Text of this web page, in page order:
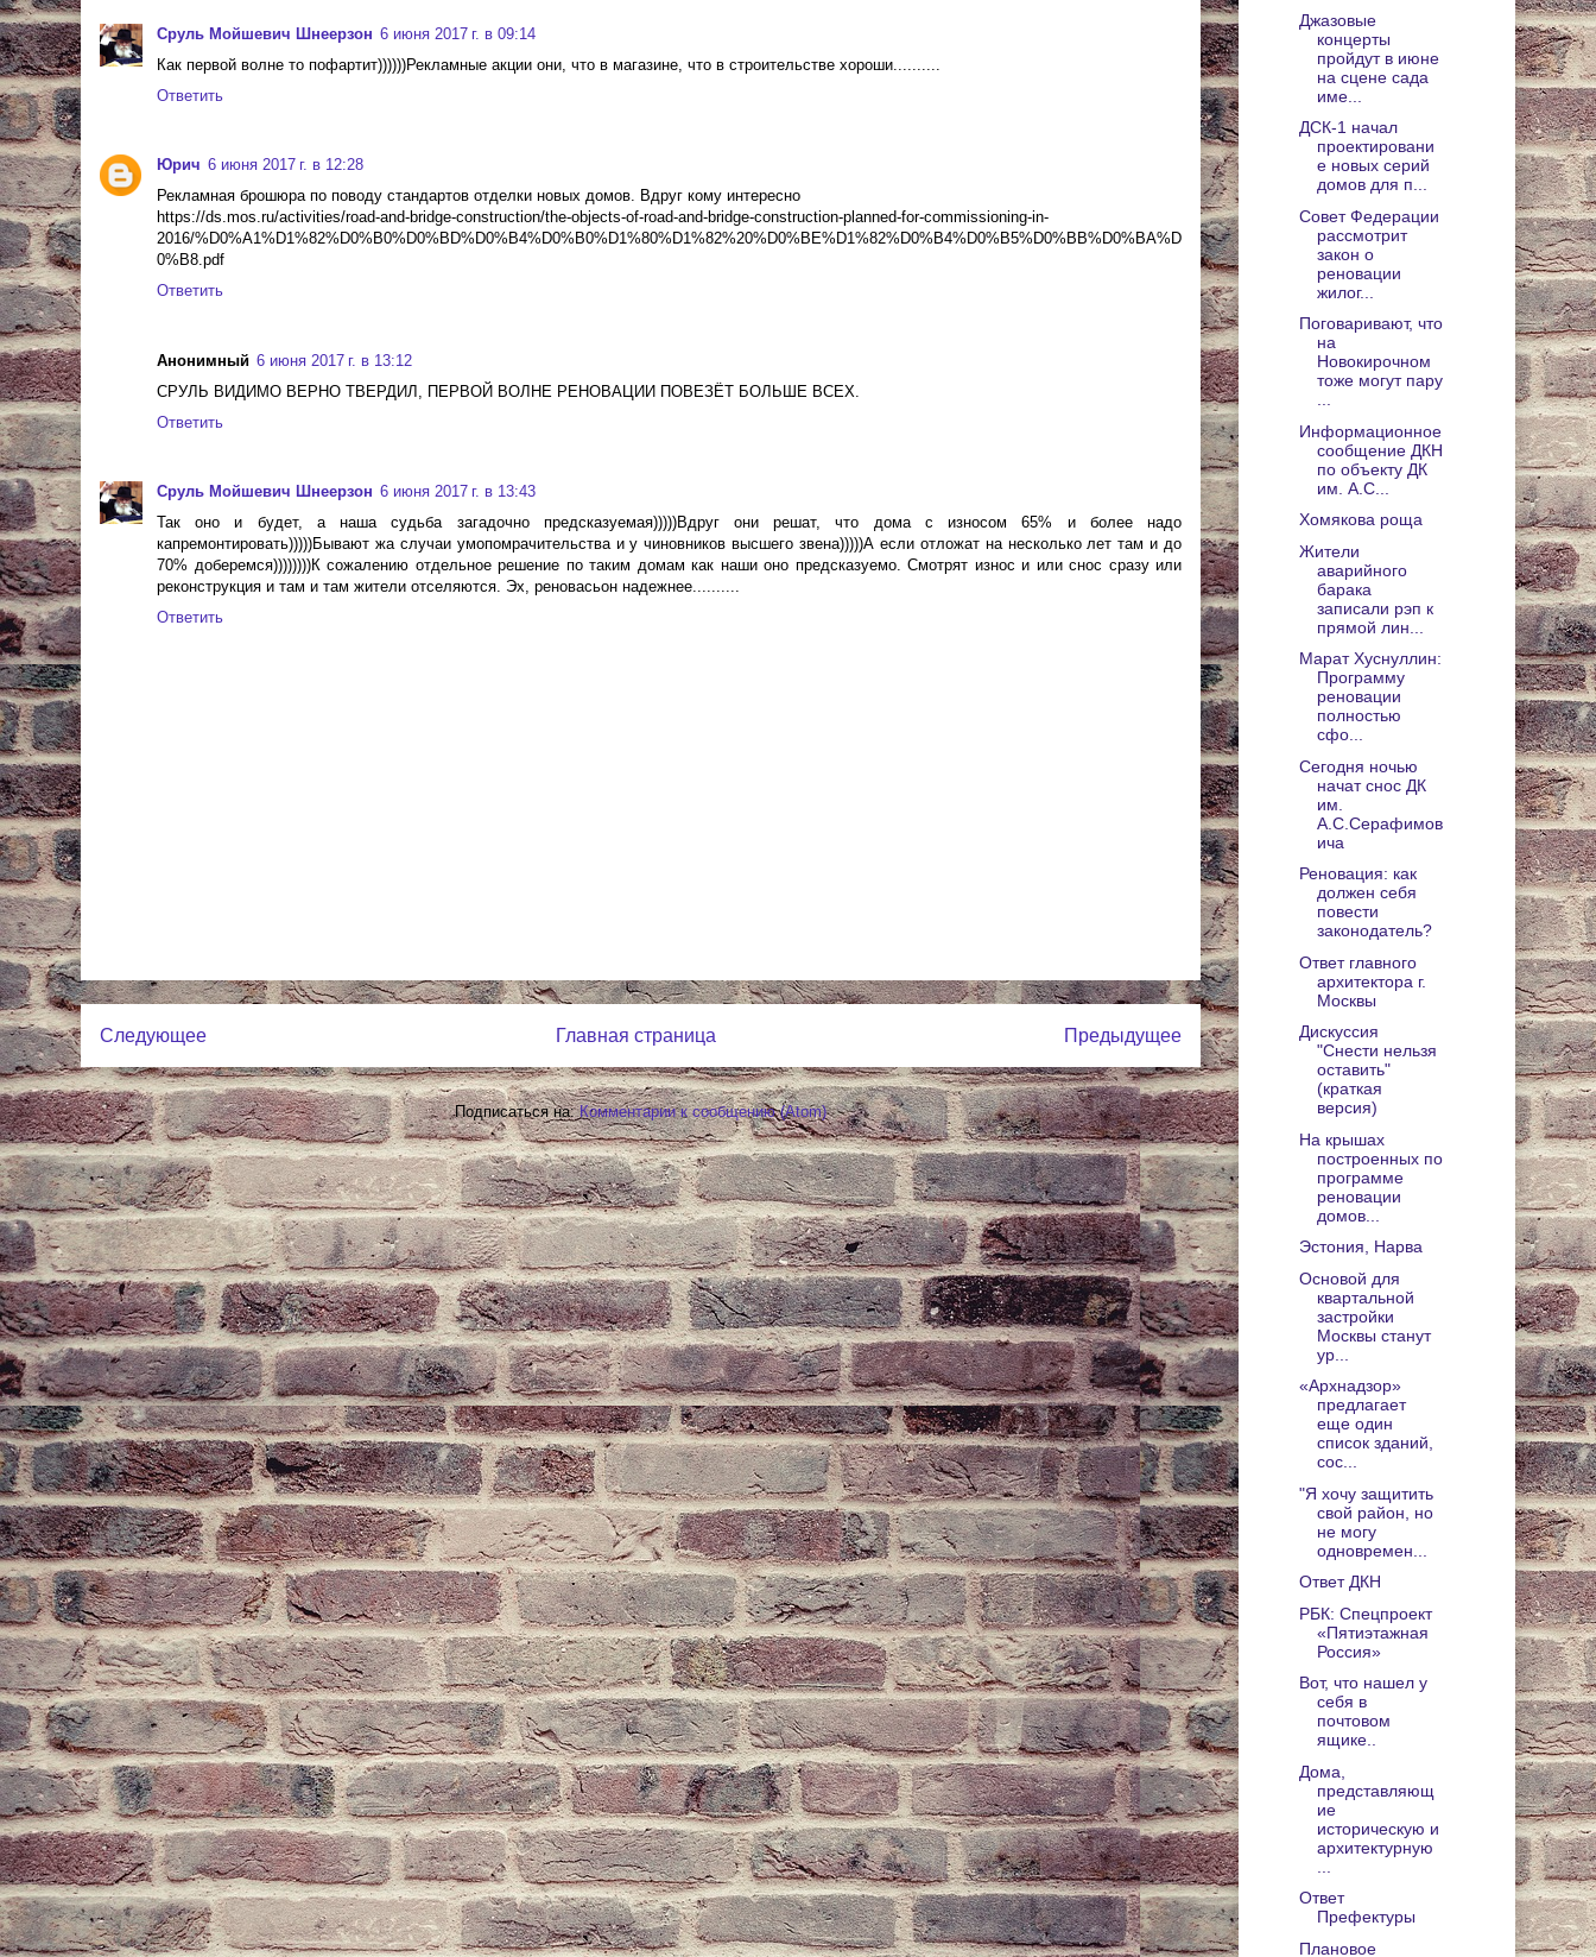
Сруль Мойшевич Шнеерзон 6 июня 2017 г. в 09:14
Как первой волне то пофартит))))))Рекламные акции они, что в магазине, что в строительстве хороши..........
Ответить
Юрич 6 июня 2017 г. в 12:28
Рекламная брошюра по поводу стандартов отделки новых домов. Вдруг кому интересно
https://ds.mos.ru/activities/road-and-bridge-construction/the-objects-of-road-and-bridge-construction-planned-for-commissioning-in-
2016/%D0%A1%D1%82%D0%B0%D0%BD%D0%B4%D0%B0%D1%80%D1%82%20%D0%BE%D1%82%D0%B4%D0%B5%D0%BB%D0%BA%D
0%B8.pdf
Ответить
Анонимный 6 июня 2017 г. в 13:12
СРУЛЬ ВИДИМО ВЕРНО ТВЕРДИЛ, ПЕРВОЙ ВОЛНЕ РЕНОВАЦИИ ПОВЕЗЁТ БОЛЬШЕ ВСЕХ.
Ответить
Сруль Мойшевич Шнеерзон 6 июня 2017 г. в 13:43
Так оно и будет, а наша судьба загадочно предсказуемая)))))Вдруг они решат, что дома с износом 65% и более надо
капремонтировать)))))Бывают жа случаи умопомрачительства и у чиновников высшего звена)))))А если отложат на несколько лет там и до
70% доберемся))))))))К сожалению отдельное решение по таким домам как наши оно предсказуемо. Смотрят износ и или снос сразу или
реконструкция и там и там жители отселяются. Эх, реновасьон надежнее..........
Ответить
Следующее Предыдущее
Главная страница
Подписаться на:Комментарии к сообщению (Atom)
Джазовые
концерты
пройдут в июне
на сцене сада
име...
ДСК-1 начал
проектировани
е новых серий
домов для п...
Совет Федерации
рассмотрит
закон о
реновации
жилог...
Поговаривают, что
на
Новокирочном
тоже могут пару
Информационное
сообщение ДКН
по объекту ДК
им. А.С...
Хомякова роща
Жители
аварийного
барака
записали рэп к
прямой лин...
Марат Хуснуллин:
Программу
реновации
полностью
сфо...
Сегодня ночью
начат снос ДК
им.
А.С.Серафимов
ича
Реновация: как
должен себя
повести
законодатель?
Ответ главного
архитектора г.
Москвы
Дискуссия
"Снести нельзя
оставить"
(краткая
версия)
На крышах
построенных по
программе
реновации
домов...
Эстония, Нарва
Основой для
квартальной
застройки
Москвы станут
ур...
«Архнадзор»
предлагает
еще один
список зданий,
сос...
"Я хочу защитить
свой район, но
не могу
одновремен...
Ответ ДКН
РБК: Спецпроект
«Пятиэтажная
Россия»
Вот, что нашел у
себя в
почтовом
ящике..
Дома,
представляющ
ие
историческую и
архитектурную
Ответ
Префектуры
Плановое